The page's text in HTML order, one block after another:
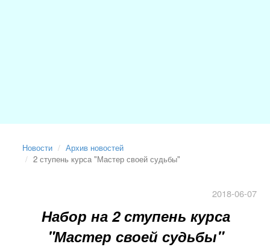
Новости
Архив новостей
2 ступень курса "Мастер своей судьбы"
2018-06-07
Набор на 2 ступень курса
"Мастер своей судьбы"